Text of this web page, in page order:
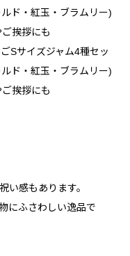
ド・紅玉・ブラムリー)
挨拶にも
Sサイズジャム4種セッ
ド・紅玉・ブラムリー)
挨拶にも
い感もあります。
にふさわしい逸品で